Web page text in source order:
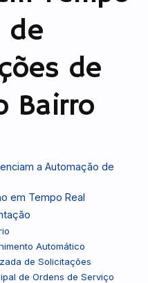
de
de
Bairro
a Automação de
em Tempo Real
Automático
de Solicitações
de Ordens de Serviço